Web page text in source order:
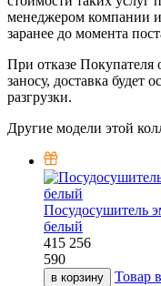
менеджером компании и
заранее до момента
При отказе Покупателя
заносу, доставка будет
разгрузки.
Другие модели этой
Посудосушитель
белый
415 256
590
в корзину Товар